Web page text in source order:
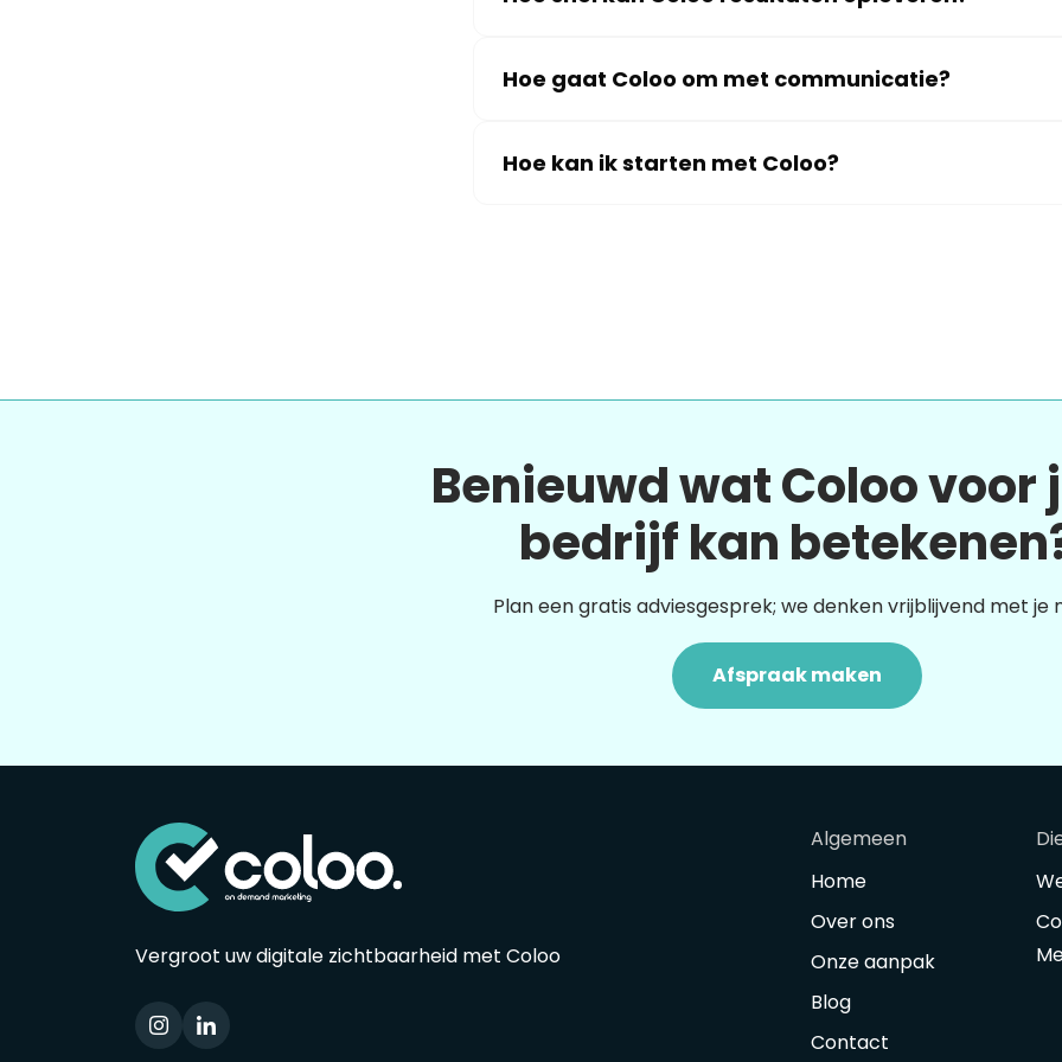
Hoe gaat Coloo om met communicatie?
Hoe kan ik starten met Coloo?
Benieuwd wat Coloo voor
bedrijf kan
Plan een gratis adviesgesprek; we denken vrijblijvend met je
Afspraak maken
Vergroot uw digitale zichtbaarheid met Coloo
Algemeen
Home
Over ons
Onze aanpak
Blog
Contact